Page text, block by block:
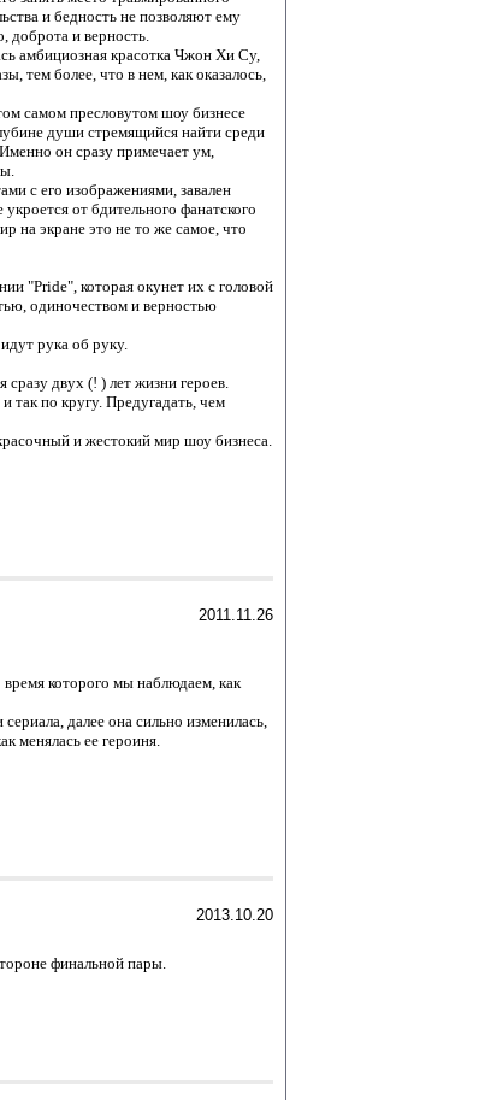
и бедность не позволяют ему
доброта и верность.
амбициозная красотка Чжон Хи Су,
тем более, что в нем, как оказалось,
самом пресловутом шоу бизнесе
души стремящийся найти среди
он сразу примечает ум,
с его изображениями, завален
от бдительного фанатского
на экране это не то же самое, что
"Pride", которая окунет их с головой
одиночеством и верностью
рука об руку.
двух (! ) лет жизни героев.
так по кругу. Предугадать, чем
и жестокий мир шоу бизнеса.
2011.11.26
которого мы наблюдаем, как
далее она сильно изменилась,
менялась ее героиня.
2013.10.20
финальной пары.